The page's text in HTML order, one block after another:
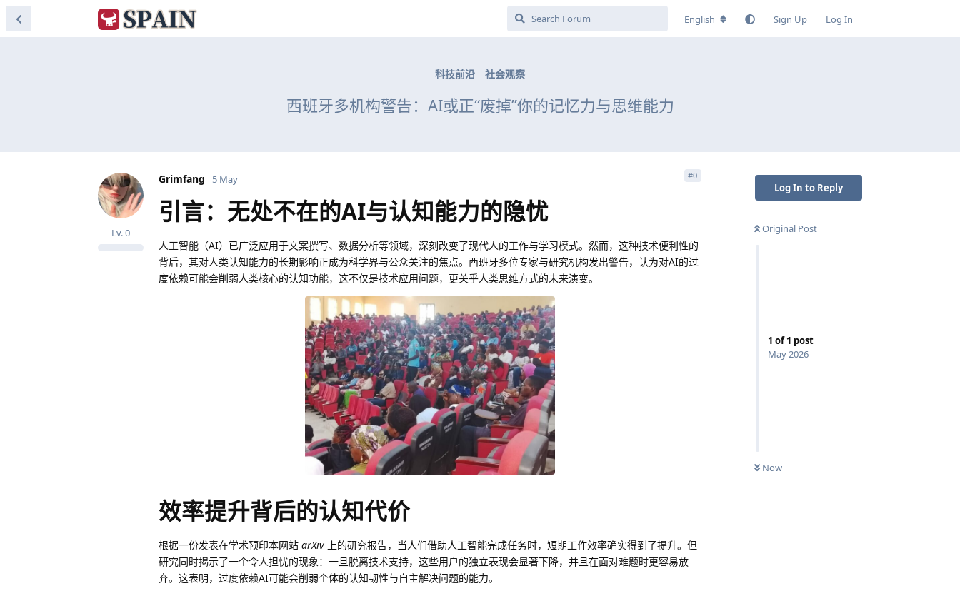
English Sign Up Log In
科技前沿 社会观察
西班牙多机构警告：AI或正“废掉”你的记忆力与思维能力
Log In to Reply
Original Post
1 of1 post
May 2026
Now
Grimfang
Lv.0
5 May #0
引言：无处不在的AI与认知能力的隐忧
人工智能（AI）已广泛应用于文案撰写、数据分析等领域，深刻改变了现代人的工作与学习模式。然而，这种技术便利性的
背后，其对人类认知能力的长期影响正成为科学界与公众关注的焦点。西班牙多位专家与研究机构发出警告，认为对AI的过
度依赖可能会削弱人类核心的认知功能，这不仅是技术应用问题，更关乎人类思维方式的未来演变。
效率提升背后的认知代价
根据一份发表在学术预印本网站 arXiv 上的研究报告，当人们借助人工智能完成任务时，短期工作效率确实得到了提升。但
研究同时揭示了一个令人担忧的现象：一旦脱离技术支持，这些用户的独立表现会显著下降，并且在面对难题时更容易放
弃。这表明，过度依赖AI可能会削弱个体的认知韧性与自主解决问题的能力。